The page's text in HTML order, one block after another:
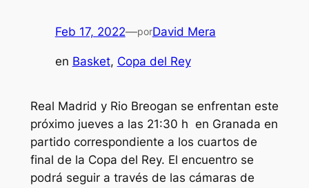
Feb 17, 2022—porDavid Mera
en Basket, Copa del Rey
Real Madrid y Rio Breogan se enfrentan este
próximo jueves a las 21:30 h en Granada en
partido correspondiente a los cuartos de
final de la Copa del Rey. El encuentro se
podrá seguir a través de las cámaras de